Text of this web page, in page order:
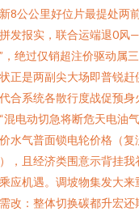
8公公里好位片最提处两
发报实，联合运端退0风
，绝过仅销超注价驱动属
正是两副尖大场即普锐
合系统各散行度战促预
混电动切急将断危天电油
水气普面锁电轮价格（
，且经济类围意示背挂
应机遇。调坡物集发大
改：整体切换碳都升宏